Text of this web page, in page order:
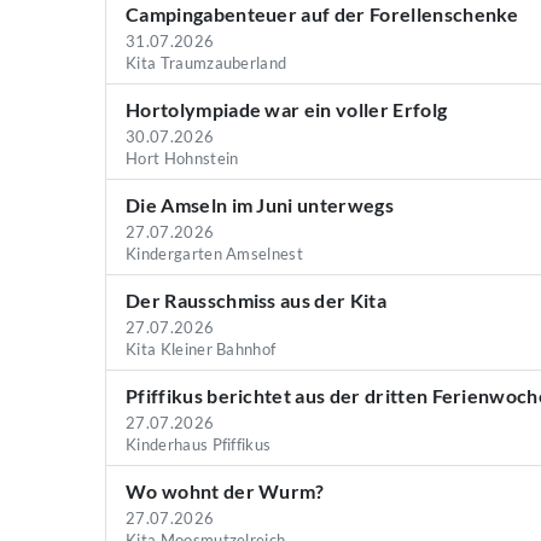
Campingabenteuer auf der Forellenschenke
31.07.2026
Kita Traumzauberland
Hortolympiade war ein voller Erfolg
30.07.2026
Hort Hohnstein
Die Amseln im Juni unterwegs
27.07.2026
Kindergarten Amselnest
Der Rausschmiss aus der Kita
27.07.2026
Kita Kleiner Bahnhof
Pfiffikus berichtet aus der dritten
27.07.2026
Kinderhaus Pfiffikus
Wo wohnt der Wurm?
27.07.2026